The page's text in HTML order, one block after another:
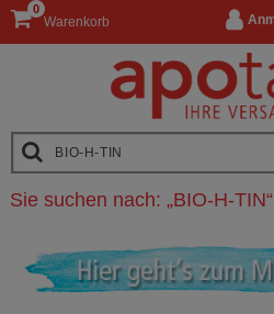
Warenkorb
0
Sie suchen nach: „BIO-H-TIN“